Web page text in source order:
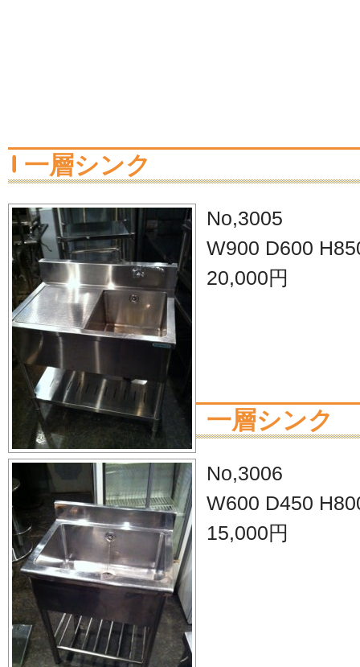
一層シンク
No,3005
W900 D600
20,000円
一層シンク
No,3006
W600 D450
15,000円